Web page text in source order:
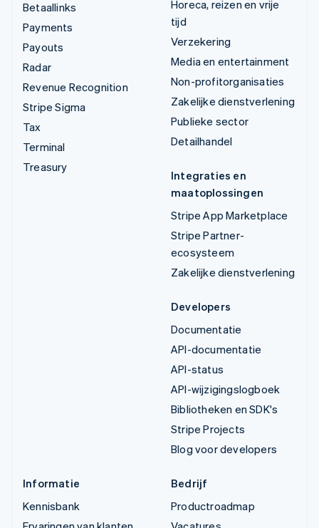
Betaallinks
Payments
Payouts
Radar
Revenue Recognition
Stripe Sigma
Tax
Terminal
Treasury
Horeca, reizen en vrije
tijd
Verzekering
Media en entertainment
Non-profitorganisaties
Zakelijke dienstverlening
Publieke sector
Detailhandel
Integraties en
maatoplossingen
Stripe App Marketplace
Stripe Partner-
ecosysteem
Zakelijke dienstverlening
Developers
Documentatie
API-documentatie
API-status
API-wijzigingslogboek
Bibliotheken en SDK's
Stripe Projects
Blog voor developers
Informatie
Kennisbank
Bedrijf
Productroadmap